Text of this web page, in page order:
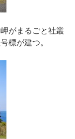
がまるごと社叢
標が建つ。